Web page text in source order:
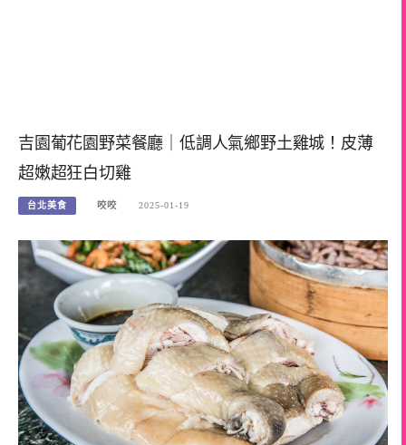
吉園葡花園野菜餐廳｜低調人氣鄉野土雞城！皮薄
超嫩超狂白切雞
台北美食 咬咬 2025-01-19